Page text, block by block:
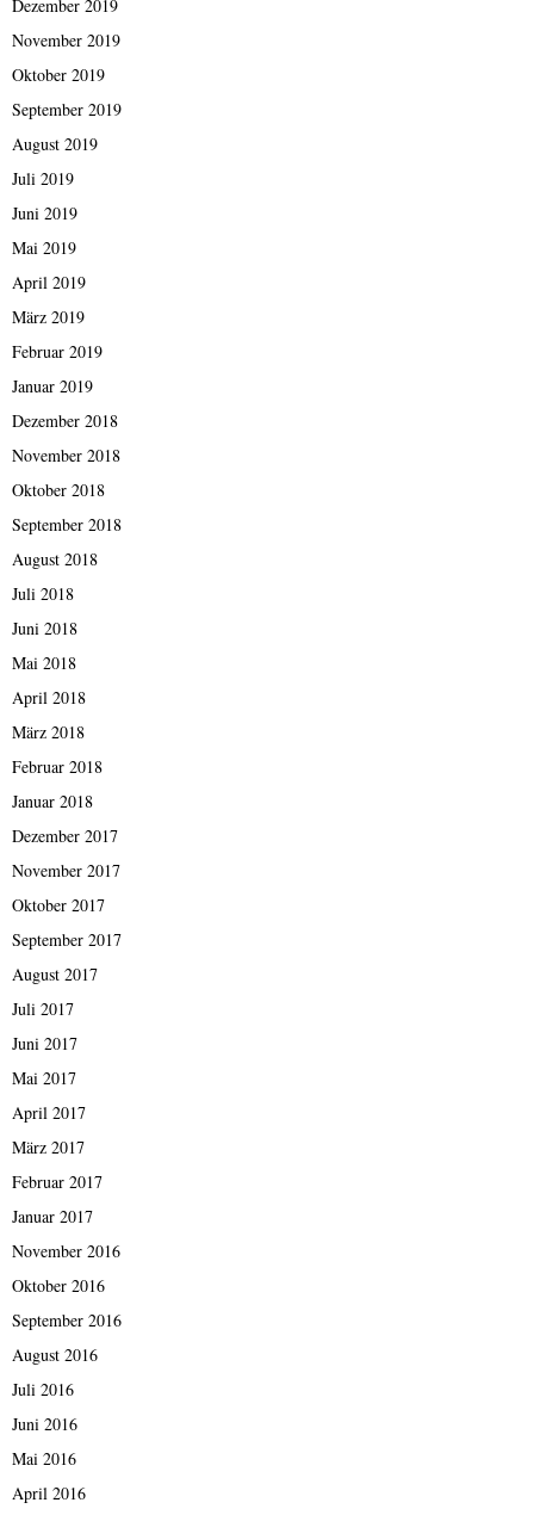
Dezember 2019
November 2019
Oktober 2019
September 2019
August 2019
Juli 2019
Juni 2019
Mai 2019
April 2019
März 2019
Februar 2019
Januar 2019
Dezember 2018
November 2018
Oktober 2018
September 2018
August 2018
Juli 2018
Juni 2018
Mai 2018
April 2018
März 2018
Februar 2018
Januar 2018
Dezember 2017
November 2017
Oktober 2017
September 2017
August 2017
Juli 2017
Juni 2017
Mai 2017
April 2017
März 2017
Februar 2017
Januar 2017
November 2016
Oktober 2016
September 2016
August 2016
Juli 2016
Juni 2016
Mai 2016
April 2016